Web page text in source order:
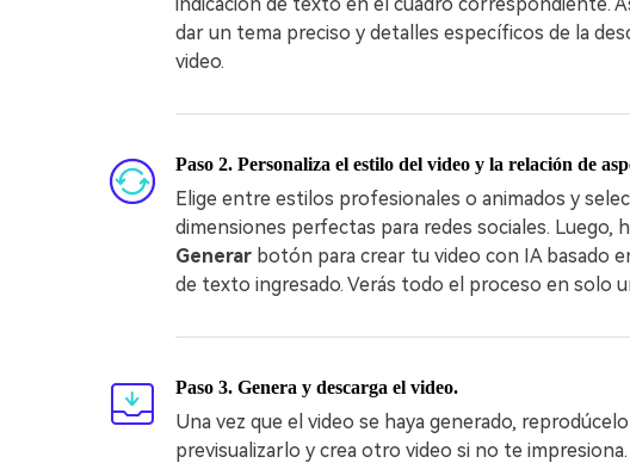
dar un tema preciso y detalles específicos de la
video.
Paso 2. Personaliza el estilo del video y la relación de
Elige entre estilos profesionales o animados y
dimensiones perfectas para redes sociales. Luego,
Generar botón para crear tu video con IA basado
de texto ingresado. Verás todo el proceso en solo
Paso 3. Genera y descarga el video.
Una vez que el video se haya generado,
previsualizarlo y crea otro video si no te